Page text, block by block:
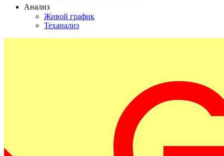
Анализ
Живой график
Теханализ